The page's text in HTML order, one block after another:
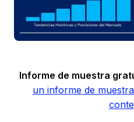
Informe de muestra
un informe de